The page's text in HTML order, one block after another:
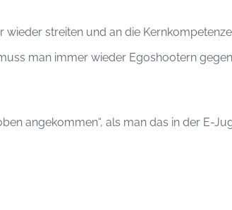
streiten und an die
man immer wieder Egoshootern
angekommen“, als man das in der E-